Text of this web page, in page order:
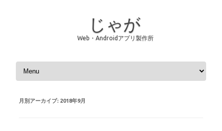
じゃが
Web・Androidアプリ製作所
コンテンツへスキップ
月別アーカイブ: 2018年9月